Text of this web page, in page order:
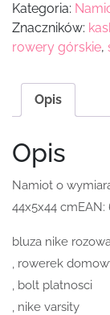
Kategoria:
Znaczników:
rowery górskie,
Opis
Opis
Namiot o
44x5x44 cmEAN:
bluza nike
, rowerek
, bolt platnosci
, nike varsity